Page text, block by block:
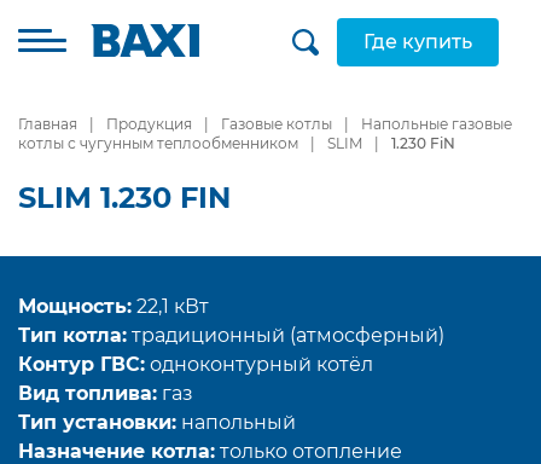
Где купить
Главная Продукция Газовые котлы
Напольные газовые
котлы с чугунным теплообменником
SLIM 1.230 FiN
SLIM 1.230 FIN
Мощность: 22,1 кВт
Тип котла: традиционный (атмосферный)
Контур ГВС: одноконтурный котёл
Вид топлива: газ
Тип установки: напольный
Назначение котла: только отопление